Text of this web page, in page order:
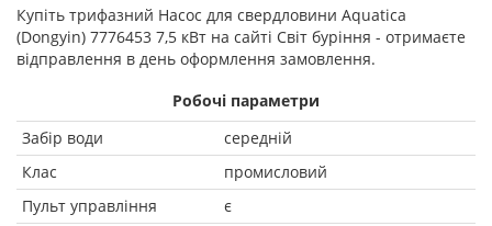
Купіть трифазний Насос для свердловини Aquatica
(Dongyin) 7776453 7,5 кВт на сайті Світ буріння - отримаєте
відправлення в день оформлення замовлення.
Робочі параметри
Забір води
середній
Клас
промисловий
Пульт управління
є